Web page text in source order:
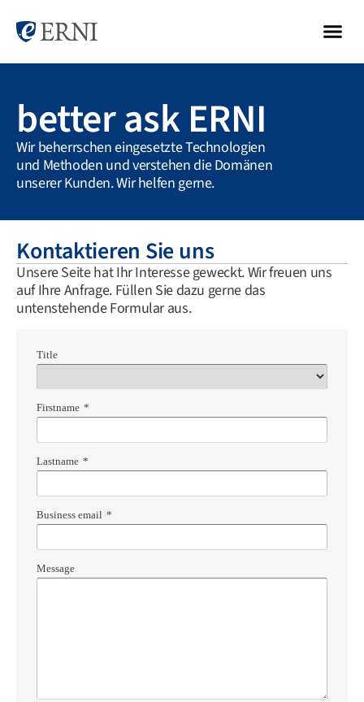
better ask ERNI
Wir beherrschen eingesetzte Technologien
und Methoden und verstehen die Domänen
unserer Kunden. Wir helfen gerne.
Kontaktieren Sie uns
Unsere Seite hat Ihr Interesse geweckt. Wir freuen uns
auf Ihre Anfrage. Füllen Sie dazu gerne das
untenstehende Formular aus.
Title
Firstname *
Lastname *
Business email *
Message